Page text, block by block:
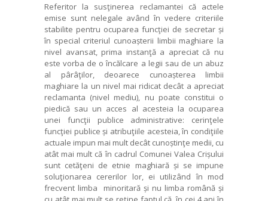
Referitor la susţinerea reclamantei că actele
emise sunt nelegale având în vedere criteriile
stabilite pentru ocuparea funcţiei de secretar și
în special criteriul cunoașterii limbii maghiare la
nivel avansat, prima instanţă a apreciat că nu
este vorba de o încălcare a legii sau de un abuz
al pârâţilor, deoarece cunoașterea limbii
maghiare la un nivel mai ridicat decât a apreciat
reclamanta (nivel mediu), nu poate constitui o
piedică sau un acces al acesteia la ocuparea
unei funcţii publice administrative: cerinţele
funcţiei publice și atribuţiile acesteia, în condiţiile
actuale impun mai mult decât cunoștinţe medii, cu
atât mai mult că în cadrul Comunei Valea Crișului
sunt cetăţeni de etnie maghiară și se impune
soluţionarea cererilor lor, ei utilizând în mod
frecvent limba minoritară și nu limba română și